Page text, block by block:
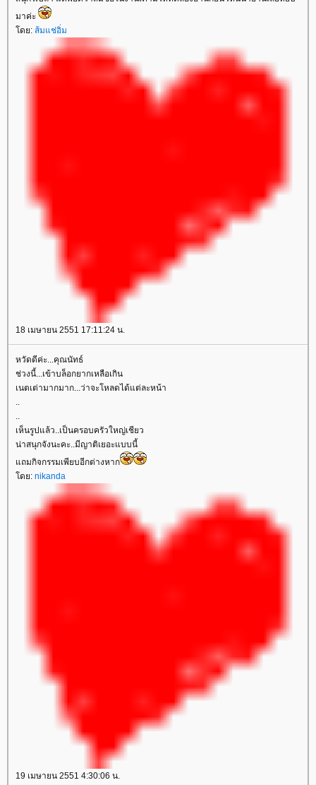
มาค่ะ
ดย: ส้มแช่อิ่ม
18 เมษายน 2551 17:11:24 น.
หวัดดีค่ะ...คุณนัทธ์
ช่วงนี้...เข้าบล็อกยากเหลือเกิน
เนตเต่ามากมาก...ว่าจะโหลดได้แต่ละหน้า
เห็นรูปแล้ว..เป็นครอบครัวใหญ่เชียว
น่าสนุกจังนะคะ..มีญาติเยอะแบบนี้
ถมกิจกรรมเพียบอีกต่างหาก
ดย: nikanda
19 เมษายน 2551 4:30:06 น.